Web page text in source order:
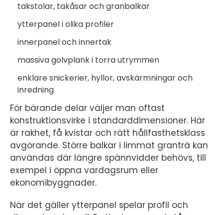
takstolar, takåsar och granbalkar
ytterpanel i olika profiler
innerpanel och innertak
massiva golvplank i torra utrymmen
enklare snickerier, hyllor, avskärmningar och
inredning
För bärande delar väljer man oftast
konstruktionsvirke i standarddimensioner. Här
är rakhet, få kvistar och rätt hållfasthetsklass
avgörande. Större balkar i limmat granträ kan
användas där längre spännvidder behövs, till
exempel i öppna vardagsrum eller
ekonomibyggnader.
När det gäller ytterpanel spelar profil och